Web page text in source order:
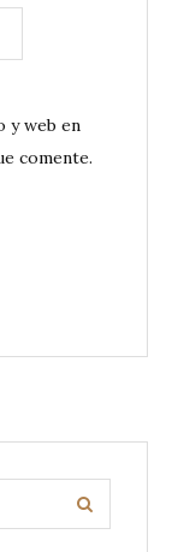
y web en
comente.
Search